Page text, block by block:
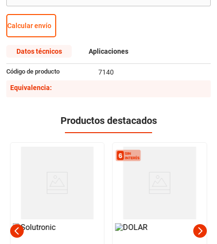
Calcular envío
Datos técnicos Aplicaciones
Código de producto
7140
Equivalencia:
Productos destacados